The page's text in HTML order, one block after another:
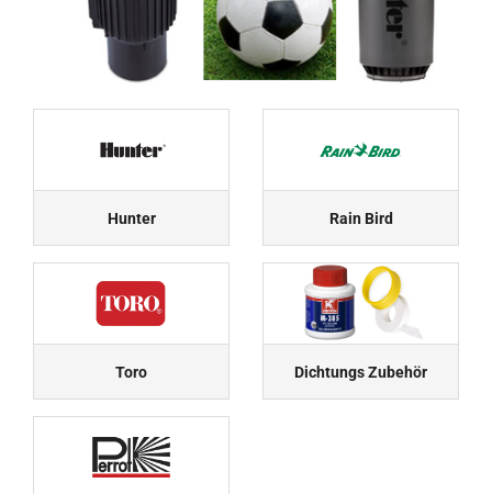
Hunter Rain Bird
Toro Dichtungs Zubehör